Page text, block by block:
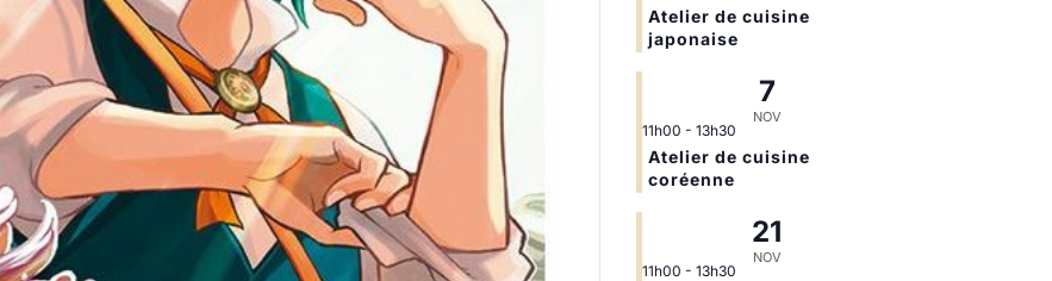
Atelier de cuisine
japonaise
7
NOV
11h00 - 13h30
Atelier de cuisine
coréenne
21
NOV
11h00 - 13h30